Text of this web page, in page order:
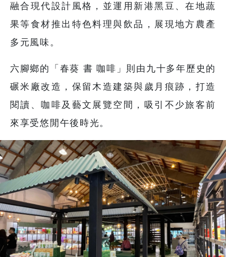
融合現代設計風格，並運用新港黑豆、在地蔬
果等食材推出特色料理與飲品，展現地方農產
多元風味。
六腳鄉的「春葵 書 咖啡」則由九十多年歷史的
碾米廠改造，保留木造建築與歲月痕跡，打造
閱讀、咖啡及藝文展覽空間，吸引不少旅客前
來享受悠閒午後時光。